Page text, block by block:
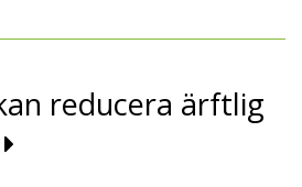
reducera ärftlig